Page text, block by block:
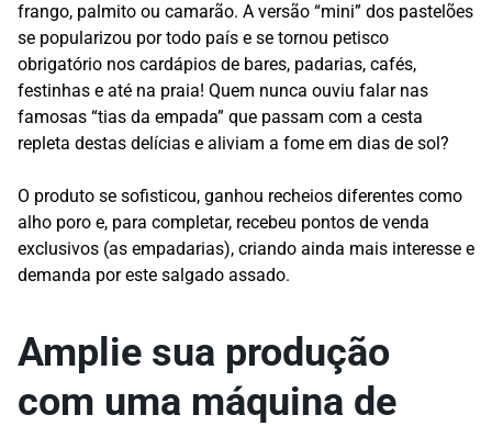
frango, palmito ou camarão. A versão “mini” dos pastelões
se popularizou por todo país e se tornou petisco
obrigatório nos cardápios de bares, padarias, cafés,
festinhas e até na praia! Quem nunca ouviu falar nas
famosas “tias da empada” que passam com a cesta
repleta destas delícias e aliviam a fome em dias de sol?
O produto se sofisticou, ganhou recheios diferentes como
alho poro e, para completar, recebeu pontos de venda
exclusivos (as empadarias), criando ainda mais interesse e
demanda por este salgado assado.
Amplie sua produção
com uma máquina de